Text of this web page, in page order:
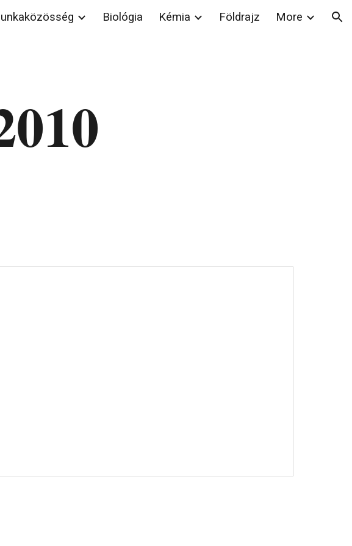
Skip to navigation Biológia Kémia Földrajz More